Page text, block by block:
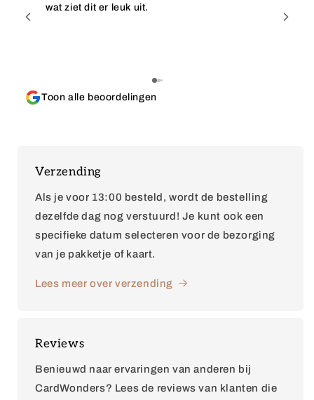
wat ziet dit er leuk uit.
Toon alle beoordelingen
Verzending
Als je voor 13:00 besteld, wordt de bestelling
dezelfde dag nog verstuurd! Je kunt ook een
specifieke datum selecteren voor de bezorging
van je pakketje of kaart.
Lees meer over verzending
Reviews
Benieuwd naar ervaringen van anderen bij
CardWonders? Lees de reviews van klanten die